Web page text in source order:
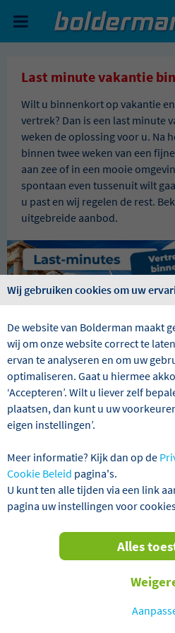
ma.
Last minute vakantie
Wilt u binnenkort op vakantie
vertrek? Dan is een last minute
weken de oplossing voor u. Na
binnen twee weken van een
aan zee of in een mooie
spontaan even tussenuit wilt
u past en wij regelen de rest.
uitgebreide aanbod.
Wij hebben 106
Vertrek binnen 2
Verder filteren
Wij gebruiken cookies om uw
De website van Bolderman maakt
wij om onze website correct te
ervan te analyseren en om uw
optimaliseren. Gaat u hiermee
‘Accepteren’. Wilt u liever zelf
plaatsen, dan kunt u uw
eigen instellingen’.
Meer informatie? Kijk dan op de
Cookie Beleid pagina's.
U kunt ten alle tijden via een link
pagina uw instellingen voor
Alles